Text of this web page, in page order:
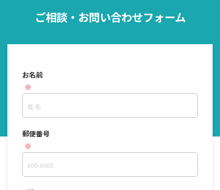
ご相談・お問い合わせフォーム
お名前
郵便番号